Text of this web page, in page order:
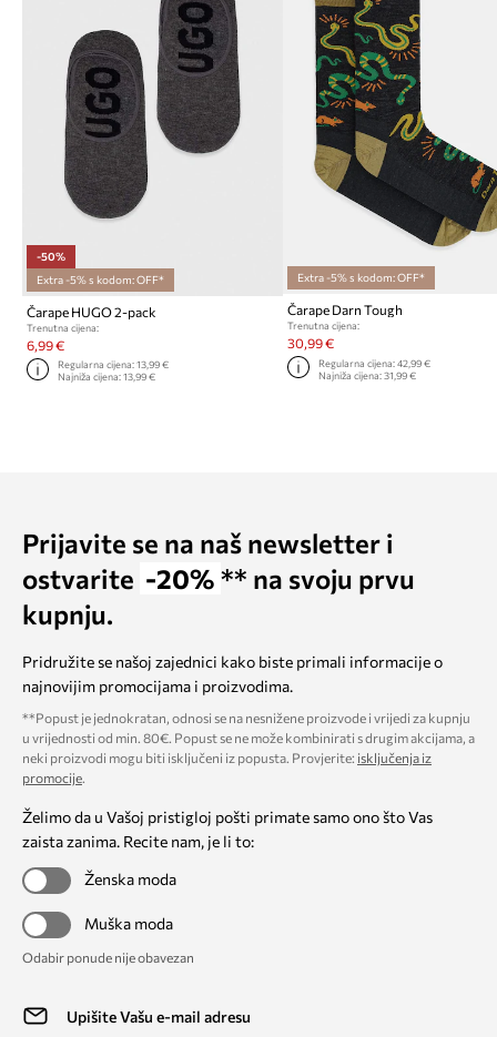
-50%
Extra -5% s kodom: OFF*
Čarape HUGO 2-pack
Trenutna cijena:
6,99 €
Regularna cijena:13,99 €
Najniža cijena:13,99 €
Extra -5% s kodom: OFF*
Čarape Darn Tough
Trenutna cijena:
30,99 €
Regularna cijena: 42,99 €
Najniža cijena: 31,99 €
Prijavite se na naš newsletter i
ostvarite -20% ** na svoju prvu
kupnju.
Pridružite se našoj zajednici kako biste primali informacije o
najnovijim promocijama i proizvodima.
**Popust je jednokratan, odnosi se na nesnižene proizvode i vrijedi za kupnju
u vrijednosti od min. 80€. Popust se ne može kombinirati s drugim akcijama, a
neki proizvodi mogu biti isključeni iz popusta. Provjerite: isključenja iz
promocije
Želimo da u Vašoj pristigloj pošti primate samo ono što Vas
zaista zanima. Recite nam, je li to:
Ženska moda
Muška moda
Odabir ponude nije obavezan